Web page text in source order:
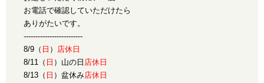
お電話で確認していただけたら
ありがたいです。
-------------------------
8/9（ 日 ） 店休日
8/11（ 日 ）山の日 店休日
8/13（ 日 ）盆休み店休日